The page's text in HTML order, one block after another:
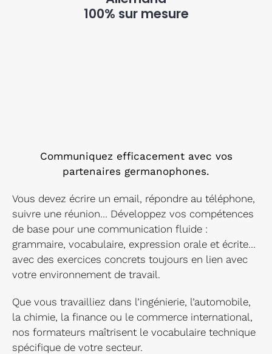
100% sur mesure
Communiquez efficacement avec vos
partenaires germanophones.
Vous devez écrire un email, répondre au téléphone,
suivre une réunion… Développez vos compétences
de base pour une communication fluide :
grammaire, vocabulaire, expression orale et écrite…
avec des exercices concrets toujours en lien avec
votre environnement de travail.
Que vous travailliez dans l’ingénierie, l’automobile,
la chimie, la finance ou le commerce international,
nos formateurs maîtrisent le vocabulaire technique
spécifique de votre secteur.